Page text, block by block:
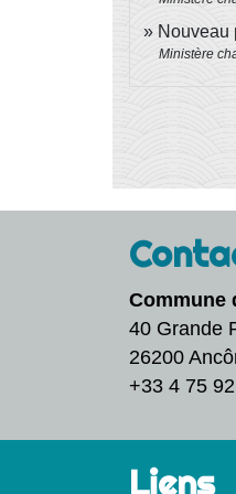
Nouveau
Ministère
Commune
40 Grande
26200
+33 4 75
Liens